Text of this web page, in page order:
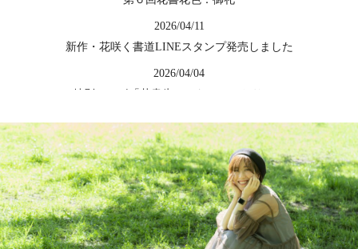
2026/04/11
新作・花咲く書道LINEスタンプ発売しました
2026/04/04
2026/04/04
LINEシリーズ初・絵文字を発売しました
2026/03/12
第６回生徒展覧会[花書花色2026]ご案内
2026/02/21
花咲く書道認定講師18期スタートのお知らせ